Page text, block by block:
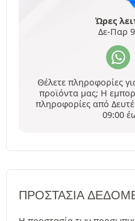
Ώρες
Δε-Παρ
Θέλετε πληροφορίες
προϊόντα μας; Η
πληροφορίες από
09:00
ΠΡΟΣΤΑΣΊΑ